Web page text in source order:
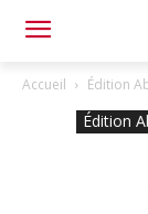
Accueil Édition
Édition